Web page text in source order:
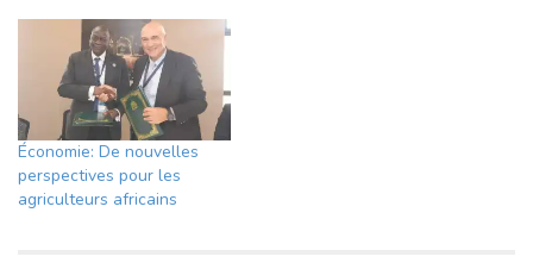
Économie: De nouvelles
perspectives pour les
agriculteurs africains